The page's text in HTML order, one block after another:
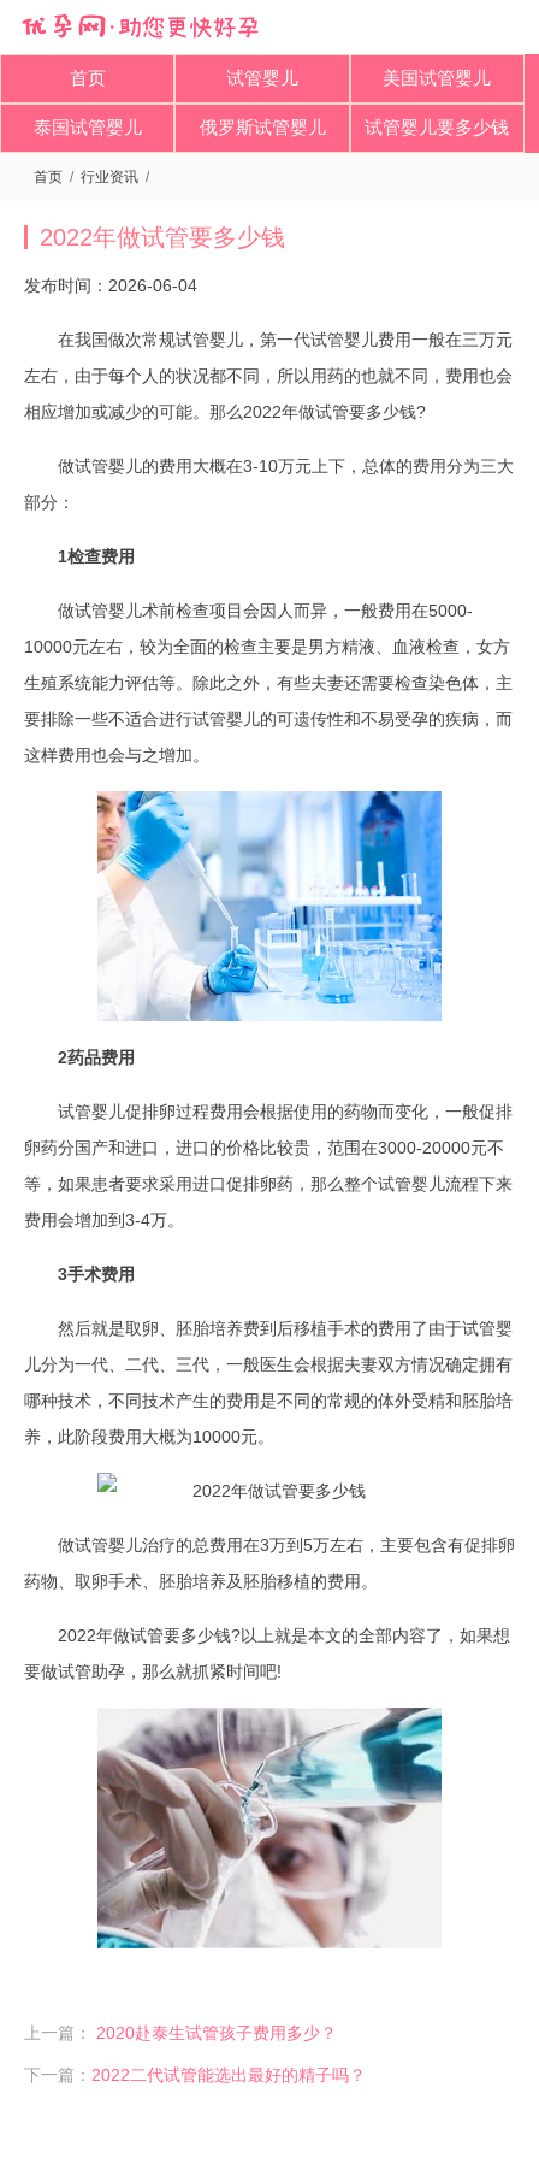
首页 试管婴儿 美国试管婴儿
泰国试管婴儿 俄罗斯试管婴儿 试管婴儿要多少钱
首页 / 行业资讯 /
2022年做试管要多少钱
发布时间：2026-06-04
在我国做次常规试管婴儿，第一代试管婴儿费用一般在三万元
左右，由于每个人的状况都不同，所以用药的也就不同，费用也会
相应增加或减少的可能。那么2022年做试管要多少钱?
做试管婴儿的费用大概在3-10万元上下，总体的费用分为三大
部分：
1检查费用
做试管婴儿术前检查项目会因人而异，一般费用在5000-
10000元左右，较为全面的检查主要是男方精液、血液检查，女方
生殖系统能力评估等。除此之外，有些夫妻还需要检查染色体，主
要排除一些不适合进行试管婴儿的可遗传性和不易受孕的疾病，而
这样费用也会与之增加。
2药品费用
试管婴儿促排卵过程费用会根据使用的药物而变化，一般促排
卵药分国产和进口，进口的价格比较贵，范围在3000-20000元不
等，如果患者要求采用进口促排卵药，那么整个试管婴儿流程下来
费用会增加到3-4万。
3手术费用
然后就是取卵、胚胎培养费到后移植手术的费用了由于试管婴
儿分为一代、二代、三代，一般医生会根据夫妻双方情况确定拥有
哪种技术，不同技术产生的费用是不同的常规的体外受精和胚胎培
养，此阶段费用大概为10000元。
做试管婴儿治疗的总费用在3万到5万左右，主要包含有促排卵
药物、取卵手术、胚胎培养及胚胎移植的费用。
2022年做试管要多少钱?以上就是本文的全部内容了，如果想
要做试管助孕，那么就抓紧时间吧!
上一篇： 2020赴泰生试管孩子费用多少？
下一篇： 2022二代试管能选出最好的精子吗？